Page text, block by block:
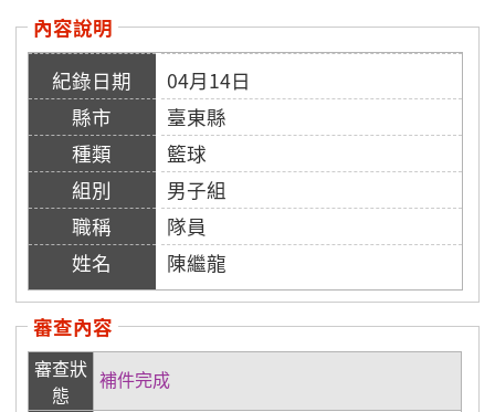
內容說明
04月14日
臺東縣
籃球
男子組
隊員
陳繼龍
審查內容
審查狀
態
補件完成